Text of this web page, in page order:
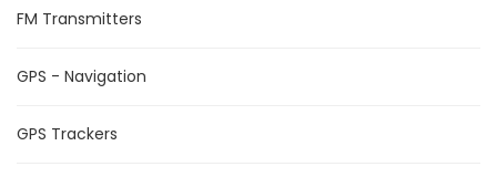
FM Transmitters
GPS - Navigation
GPS Trackers